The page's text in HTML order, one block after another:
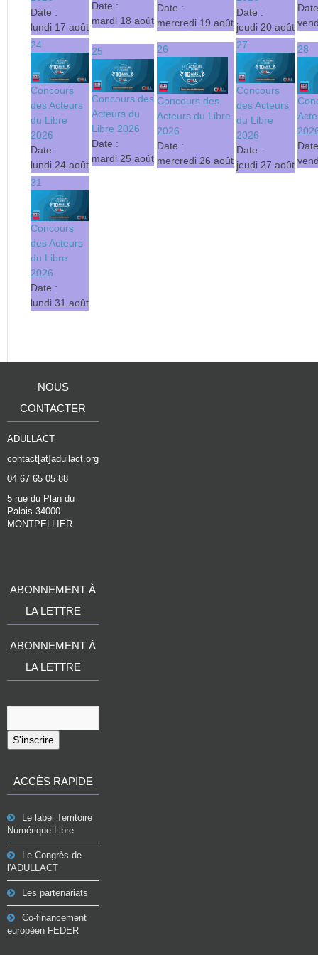
Date :
lundi 17 août
Date :
mardi 18 août
Date :
mercredi 19 août
Date :
jeudi 20 août
24
Concours
des Acteurs
du Libre
2026
Date :
lundi 24 août
25
Concours des
Acteurs du
Libre 2026
Date :
mardi 25 août
26
Concours des
Acteurs du Libre
2026
Date :
mercredi 26 août
27
Concours
des Acteurs
du Libre
2026
Date :
jeudi 27 août
28
31
Concours
des Acteurs
du Libre
2026
Date :
lundi 31 août
NOUS
CONTACTER
ADULLACT
contact[at]adullact.org
04 67 65 05 88
5 rue du Plan du
Palais 34000
MONTPELLIER
ABONNEMENT À
LA LETTRE
ABONNEMENT À
LA LETTRE
S'inscrire
ACCÈS RAPIDE
Le label Territoire
Numérique Libre
Le Congrès de
l'ADULLACT
Les partenariats
Co-financement
européen FEDER